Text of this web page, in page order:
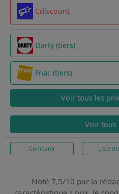
Cdiscount
Darty (tiers)
Fnac (tiers)
Voir tous les
Voir tous
Comparer Liste
Noté 7,5/10 par la